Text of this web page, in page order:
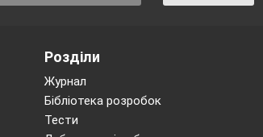
Розділи
Журнал
Бібліотека розробок
Тести